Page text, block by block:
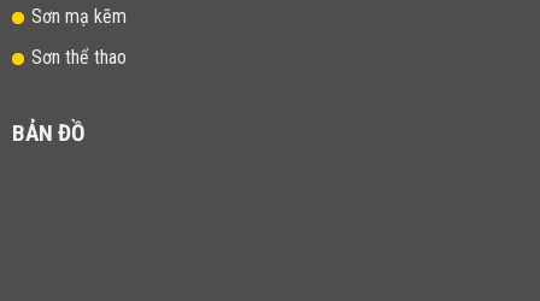
Sơn mạ kẽm
Sơn thể thao
BẢN ĐỒ